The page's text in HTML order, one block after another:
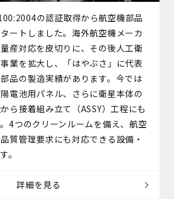
の認証取得から航空機部品
ートしました。海外航空機メーカ
産対応を皮切りに、その後人工衛
業を拡大し、「はやぶさ」に代表
品の製造実績があります。今では
電池用パネル、さらに衛星本体の
ら接着組み立て（ASSY）工程にも
4つのクリーンルームを備え、航空
質管理要求にも対応できる設備・
。
詳細を見る